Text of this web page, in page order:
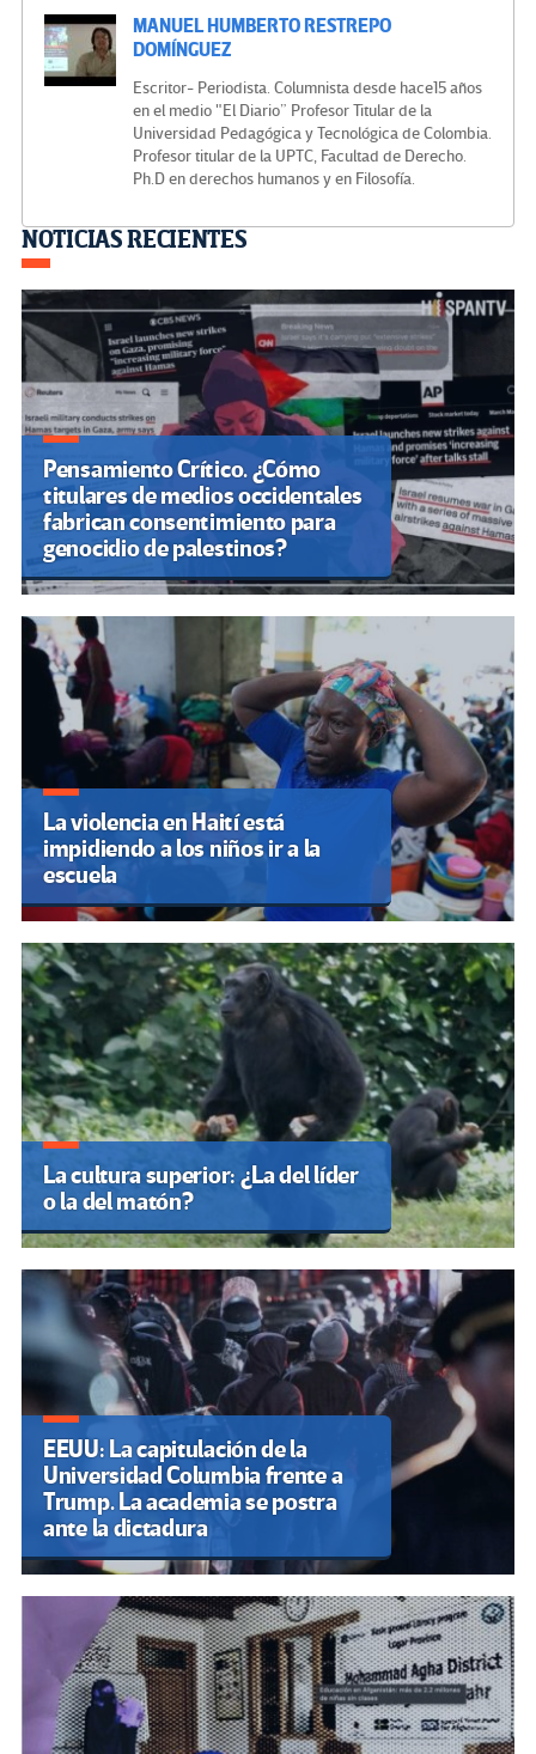
MANUEL HUMBERTO RESTREPO
DOMÍNGUEZ
Escritor- Periodista. Columnista desde hace15 años
en el medio "El Diario” Profesor Titular de la
Universidad Pedagógica y Tecnológica de Colombia.
Profesor titular de la UPTC, Facultad de Derecho.
Ph.D en derechos humanos y en Filosofía.
Navegación
de
entradas
NOTICIAS RECIENTES
Pensamiento Crítico. ¿Cómo
titulares de medios occidentales
fabrican consentimiento para
genocidio de palestinos?
La violencia en Haití está
impidiendo a los niños ir a la
escuela
La cultura superior: ¿La del líder
o la del matón?
EEUU: La capitulación de la
Universidad Columbia frente a
Trump. La academia se postra
ante la dictadura